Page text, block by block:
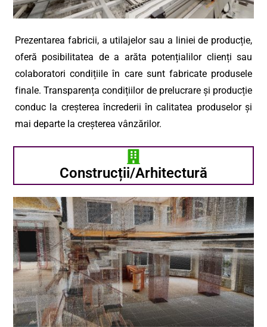
Prezentarea fabricii, a utilajelor sau a liniei de producție,
oferă posibilitatea de a arăta potențialilor clienți sau
colaboratori condițiile în care sunt fabricate produsele
finale. Transparența condițiilor de prelucrare și producție
conduc la creșterea încrederii în calitatea produselor și
mai departe la creșterea vânzărilor.
Construcții/Arhitectură